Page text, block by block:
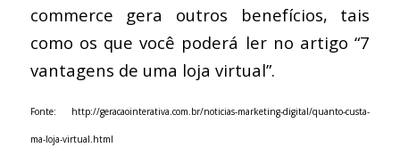
commerce gera outros benefícios, tais
como os que você poderá ler no artigo “7
vantagens de uma loja virtual”.
Fonte: http://geracaointerativa.com.br/noticias-marketing-digital/quanto-custa-
ma-loja-virtual.html